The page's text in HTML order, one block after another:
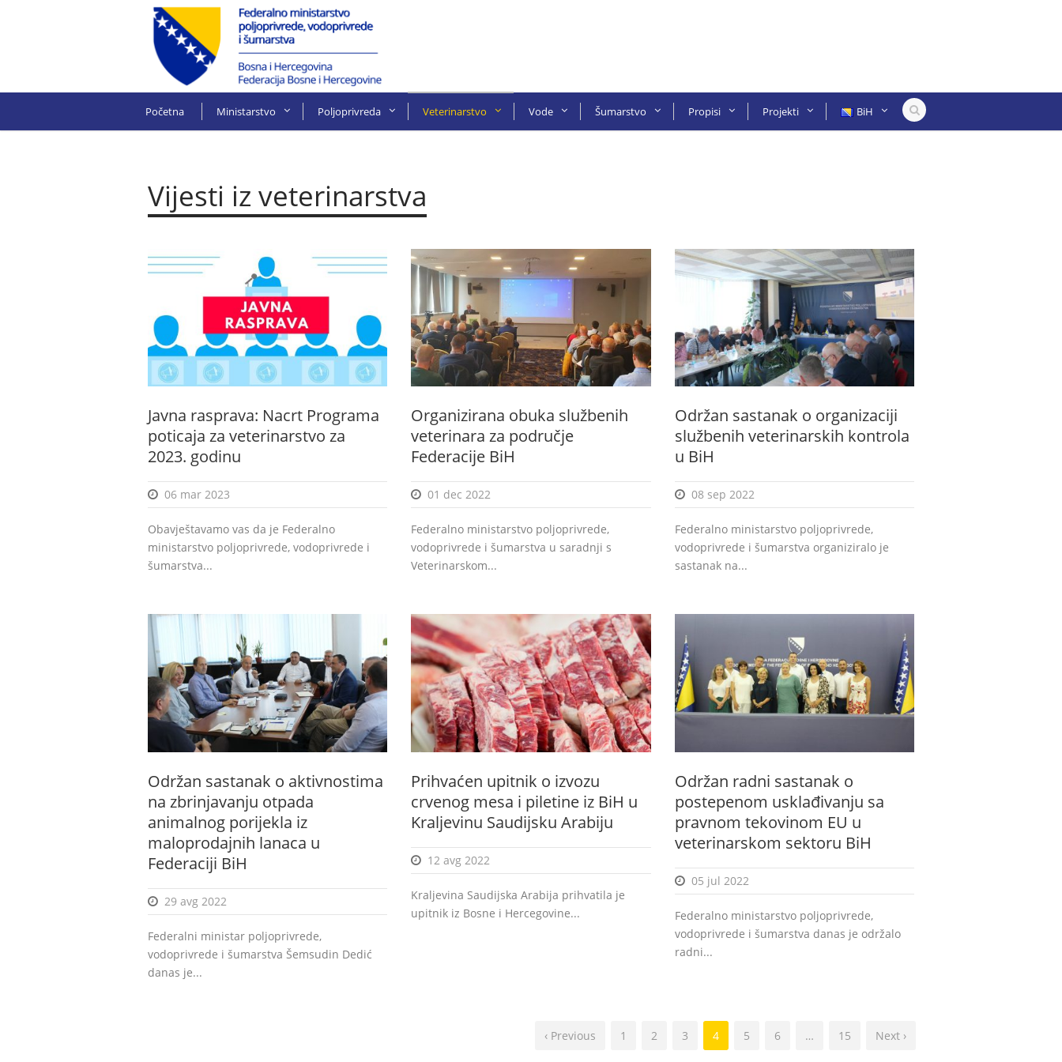
Početna Ministarstvo Poljoprivreda Veterinarstvo Vode Šumarstvo Propisi Projekti BiH
Vijesti iz veterinarstva
Javna rasprava: Nacrt Programa
poticaja za veterinarstvo za
2023. godinu
06 mar 2023
Obavještavamo vas da je Federalno
ministarstvo poljoprivrede, vodoprivrede i
šumarstva...
Organizirana obuka službenih
veterinara za područje
Federacije BiH
01 dec 2022
Federalno ministarstvo poljoprivrede,
vodoprivrede i šumarstva u saradnji s
Veterinarskom...
Održan sastanak o organizaciji
službenih veterinarskih kontrola
u BiH
08 sep 2022
Federalno ministarstvo poljoprivrede,
vodoprivrede i šumarstva organiziralo je
sastanak na...
Održan sastanak o aktivnostima
na zbrinjavanju otpada
animalnog porijekla iz
maloprodajnih lanaca u
Federaciji BiH
29 avg 2022
Federalni ministar poljoprivrede,
vodoprivrede i šumarstva Šemsudin Dedić
danas je...
Prihvaćen upitnik o izvozu
crvenog mesa i piletine iz BiH u
Kraljevinu Saudijsku Arabiju
12 avg 2022
Kraljevina Saudijska Arabija prihvatila je
upitnik iz Bosne i Hercegovine...
Održan radni sastanak o
postepenom usklađivanju sa
pravnom tekovinom EU u
veterinarskom sektoru BiH
05 jul 2022
Federalno ministarstvo poljoprivrede,
vodoprivrede i šumarstva danas je održalo
radni...
‹ Previous 1 2 3 4 5 6 … 15 Next ›